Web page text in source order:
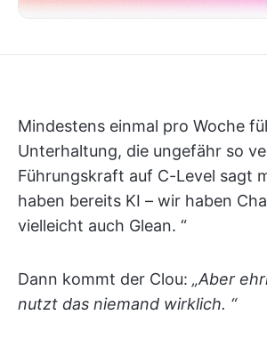
Mindestens einmal pro Woche
Unterhaltung, die ungefähr so
Führungskraft auf C-Level sagt
haben bereits KI – wir haben
vielleicht auch Glean. “
Dann kommt der Clou: „Aber
nutzt das niemand wirklich. “